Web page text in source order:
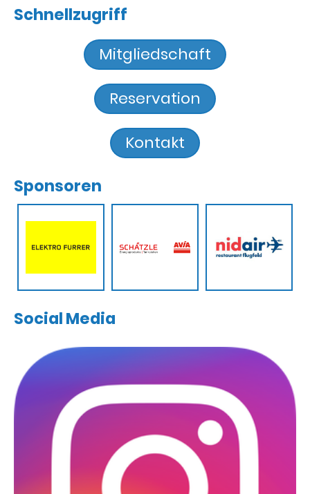
Schnellzugriff
Mitgliedschaft
Reservation
Kontakt
Sponsoren
Social Media